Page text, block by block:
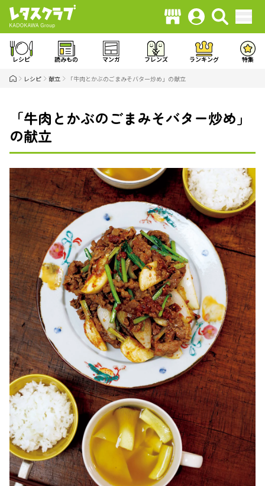
レシピ 読みもの マンガ フレンズ ランキング 特集
レシピ 献立 「牛肉とかぶのごまみそバター炒め」の献立
「牛肉とかぶのごまみそバター炒め」
の献立